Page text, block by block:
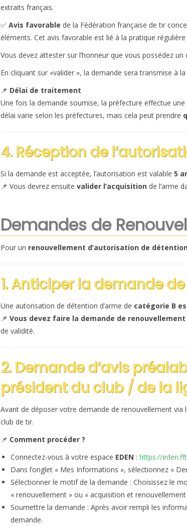
extraits français.
✅ Avis favorable de la Fédération française de tir
éléments. Cet avis favorable est lié à la pratique régulière
Vous devez attester sur l’honneur que vous possédez
En cliquant sur «valider », la demande sera transmise à
📌 Délai de traitement
Une fois la demande soumise, la préfecture effectue
délai varie selon les préfectures, mais cela peut prendre
4. Réception de
Si la demande est acceptée, l’autorisation est valable 5
📌 Vous devrez ensuite valider l’acquisitionde l’arme
Demandes de
Pour un renouvellement d’autorisation de
1. Anticiper la demande
Une autorisation de détention d’arme de catégorie B
📌 Vous devez faire la demande de
de validité.
2. Demande d’avis
président du club / de la
Avant de déposer votre demande de renouvellement via
club de tir.
📌 Comment procéder ?
Connectez-vous à votre espace EDEN : https://
Dans l’onglet « Mes Informations », sélectionnez «
Sélectionner le motif de la demande : Choisissez le
« renouvellement » ou « acquisition et renouvellement
Soumettre la demande : Après avoir rempli les
demande.